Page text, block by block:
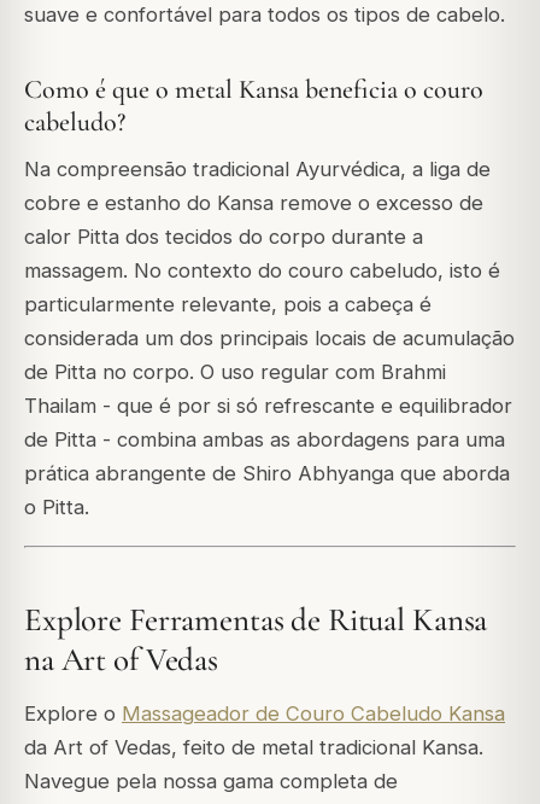
suave e confortável para todos os tipos de cabelo.
Como é que o metal Kansa beneficia o couro
cabeludo?
Na compreensão tradicional Ayurvédica, a liga de
cobre e estanho do Kansa remove o excesso de
calor Pitta dos tecidos do corpo durante a
massagem. No contexto do couro cabeludo, isto é
particularmente relevante, pois a cabeça é
considerada um dos principais locais de acumulação
de Pitta no corpo. O uso regular com Brahmi
Thailam - que é por si só refrescante e equilibrador
de Pitta - combina ambas as abordagens para uma
prática abrangente de Shiro Abhyanga que aborda
o Pitta.
Explore Ferramentas de Ritual Kansa
na Art of Vedas
Explore o Massageador de Couro Cabeludo Kansa
da Art of Vedas, feito de metal tradicional Kansa.
Navegue pela nossa gama completa de